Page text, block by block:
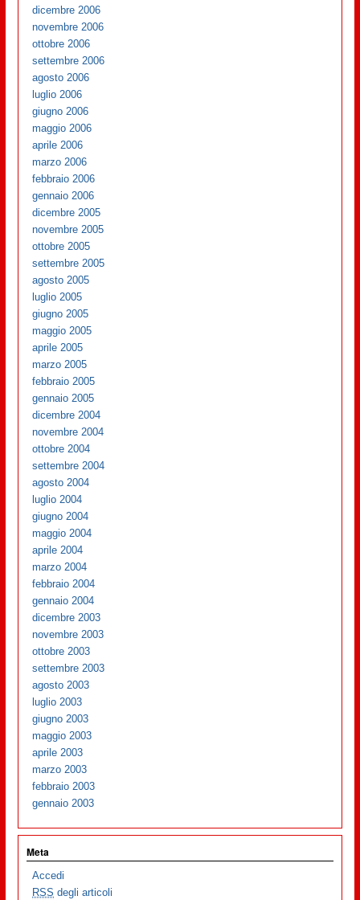
dicembre 2006
novembre 2006
ottobre 2006
settembre 2006
agosto 2006
luglio 2006
giugno 2006
maggio 2006
aprile 2006
marzo 2006
febbraio 2006
gennaio 2006
dicembre 2005
novembre 2005
ottobre 2005
settembre 2005
agosto 2005
luglio 2005
giugno 2005
maggio 2005
aprile 2005
marzo 2005
febbraio 2005
gennaio 2005
dicembre 2004
novembre 2004
ottobre 2004
settembre 2004
agosto 2004
luglio 2004
giugno 2004
maggio 2004
aprile 2004
marzo 2004
febbraio 2004
gennaio 2004
dicembre 2003
novembre 2003
ottobre 2003
settembre 2003
agosto 2003
luglio 2003
giugno 2003
maggio 2003
aprile 2003
marzo 2003
febbraio 2003
gennaio 2003
Meta
Accedi
RSS degli articoli